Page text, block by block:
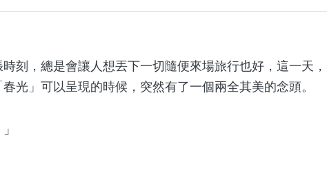
，總是會讓人想丟下一切隨便來場旅行也好，這一天，
光」可以呈現的時候，突然有了一個兩全其美的念頭。